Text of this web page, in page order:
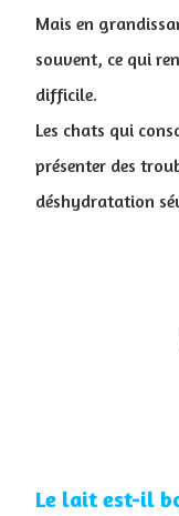
Mais en
souvent, ce qui
difficile.
Les chats qui
présenter des
déshydratation
Le lait est-il